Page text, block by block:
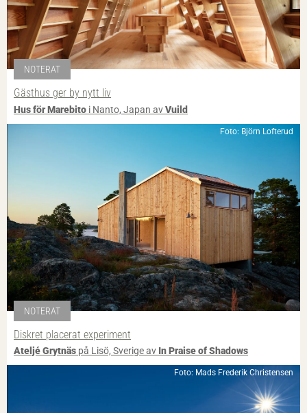
NOTERAT
Gästhus ger by nytt liv
Hus för Marebito i Nanto, Japan avVuild
Foto: Björn Lofterud
NOTERAT
Diskret placerat experiment
Ateljé Grytnäs på Lisö, Sverige av In Praise of Shadows
Foto: Mads Frederik Christensen